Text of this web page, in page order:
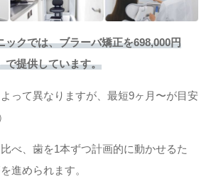
ックでは、ブラーバ矯正を698,000円
で提供しています。
って異なりますが、最短9ヶ月〜が目安
べ、歯を1本ずつ計画的に動かせるた
進められます。